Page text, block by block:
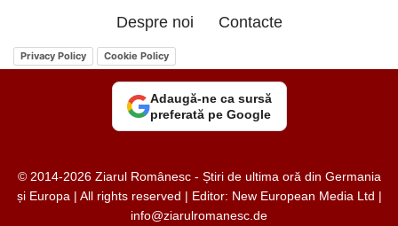
Despre noi Contacte
Privacy Policy Cookie Policy
Adaugă-ne ca sursă
preferată pe Google
© 2014-2026 Ziarul Românesc - Știri de ultima oră din Germania
și Europa | All rights reserved | Editor: New European Media Ltd |
info@ziarulromanesc.de